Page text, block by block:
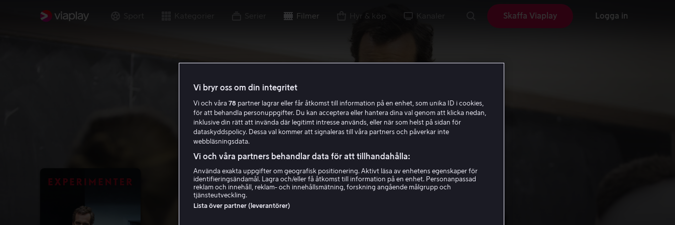
Filmer Hyr & köp Skaffa Viaplay Logga in
Vi bryr oss om din integritet
Vi och våra 78 partner lagrar eller får åtkomst till information på en enhet, som unika ID i cookies,
för att behandla personuppgifter. Du kan acceptera eller hantera dina val genom att klicka nedan,
inklusive din rätt att invända där legitimt intresse används, eller när som helst på sidan för
dataskyddspolicy. Dessa val kommer att signaleras till våra partners och påverkar inte
webbläsningsdata.
Vi och våra partners behandlar data för att tillhandahålla:
Använda exakta uppgifter om geografisk positionering. Aktivt läsa av enhetens egenskaper för
identifieringsändamål. Lagra och/eller få åtkomst till information på en enhet. Personanpassad
reklam och innehåll, reklam- och innehållsmätning, forskning angående målgrupp och
tjänsteutveckling.
Lista över partner (leverantörer)